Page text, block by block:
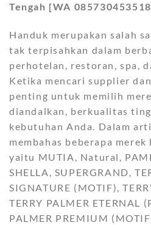
Tengah [WA
Handuk merupakan salah
tak terpisahkan dalam
perhotelan, restoran, spa,
Ketika mencari supplier
penting untuk memilih
diandalkan, berkualitas
kebutuhan Anda. Dalam
membahas beberapa
yaitu MUTIA, Natural,
SHELLA, SUPERGRAND,
SIGNATURE (MOTIF),
TERRY PALMER ETERNAL
PALMER PREMIUM